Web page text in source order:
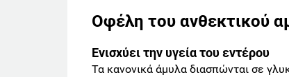
Οφέλη του ανθεκτικού
Ενισχύει την υγεία του εντέρου
Τα κανονικά άμυλα διασπώνται σε